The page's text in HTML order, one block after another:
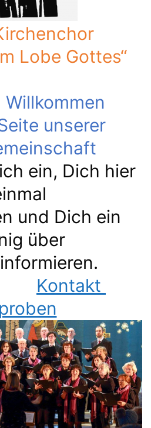
Lobe Gottes“
unserer
ein, Dich hier
und Dich ein
über
Kontakt